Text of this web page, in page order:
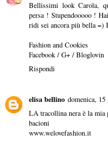
Bellissimi look Carola,
persa ! Stupendooooo !
ridi sei ancora più bella =)
Fashion and Cookies
Facebook / G+ / Bloglovin
Rispondi
elisa bellino domenica,
LA tracollina nera è la mia
bacioni
www.welovefashion.it